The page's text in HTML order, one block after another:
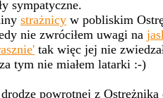
sympatyczne.
strażnicy w pobliskim
nie zwróciłem uwagi na
tak więc jej nie
tym nie miałem latarki :-)
powrotnej z